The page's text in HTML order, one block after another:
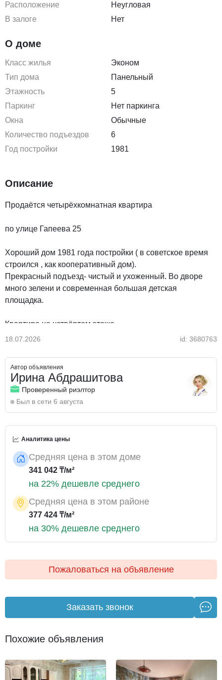
Расположение
Неугловая
В залоге
Нет
О доме
Класс жилья
Эконом
Тип дома
Панельный
Этажность
5
Паркинг
Нет паркинга
Окна
Обычные
Количество подъездов
6
Год постройки
1981
Описание
Продаётся четырёхкомнатная квартира
по улице Гапеева 25
Хороший дом 1981 года постройки ( в советское время
строился , как кооперативный дом).
Прекрасный подъезд- чистый и ухоженный. Во дворе
много зелени и современная большая детская
площадка.
Квартира на четвёртом этаже.
Ремонт требуется. Цена с учетом состояния квартиры,
Документы в порядке, квартира не в залоге
18.07.2026 id: 3680763
Автор объявления
Ирина Абдрашитова
Проверенный риэлтор
Был в сети 6 августа
Аналитика цены
Средняя цена в этом доме
341 042 ₸/м²
на 22% дешевле среднего
Средняя цена в этом районе
377 424 ₸/м²
на 30% дешевле среднего
Пожаловаться на объявление
Заказать звонок
Похожие объявления